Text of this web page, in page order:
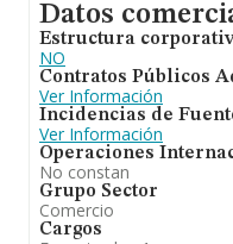
Datos
Estructura
NO
Contratos Públicos
Ver Información
Incidencias de
Ver Información
Operaciones
No constan
Grupo Sector
Comercio
Cargos